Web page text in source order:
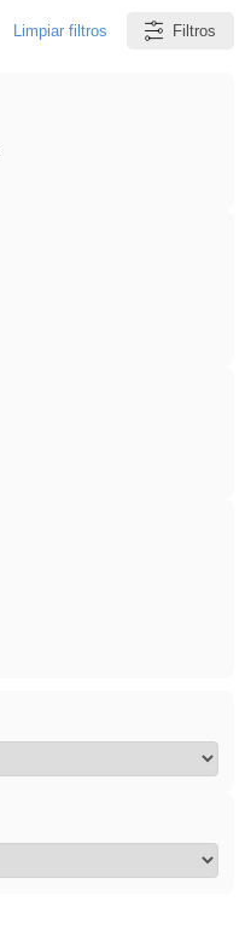
Limpiar filtros Filtros